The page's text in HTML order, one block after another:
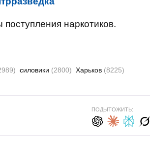
наркотиков.
силовики (2800) Харьков (8225)
ПОДЫТОЖИТЬ: